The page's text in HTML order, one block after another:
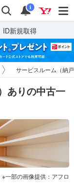
検索 通知
i
ID新規取得
サービスルーム（納
ありの中古一
一部の画像提供：アフロ